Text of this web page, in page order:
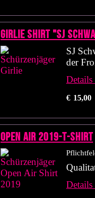
Girlie Shirt "SJ
SJ
der
Details
€ 15,00
Open Air 2019-T-Shirt
Details